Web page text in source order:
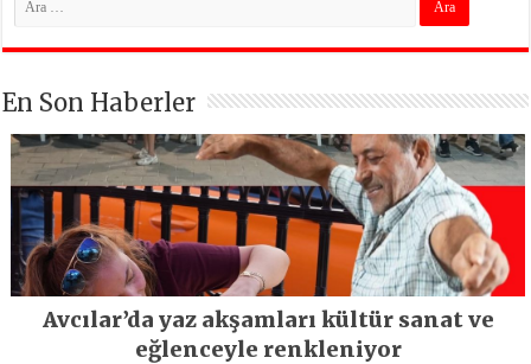
En Son Haberler
Avcılar’da yaz akşamları kültür sanat ve
eğlenceyle renkleniyor